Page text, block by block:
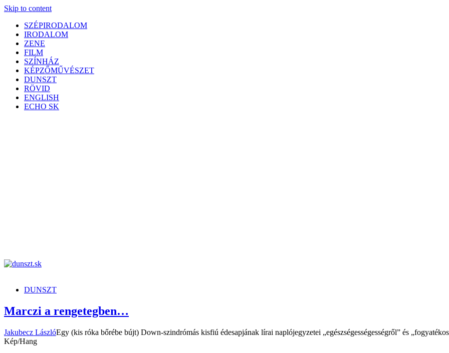
Skip to content
SZÉPIRODALOM
IRODALOM
ZENE
FILM
SZÍNHÁZ
KÉPZŐMŰVÉSZET
DUNSZT
RÖVID
ENGLISH
ECHO SK
DUNSZT
Marczi a rengetegben…
Jakubecz LászlóEgy (kis róka bőrébe bújt) Down-szindrómás kisfiú édesapjának lírai naplójegyzetei „egészségességességről” és
Kép/Hang